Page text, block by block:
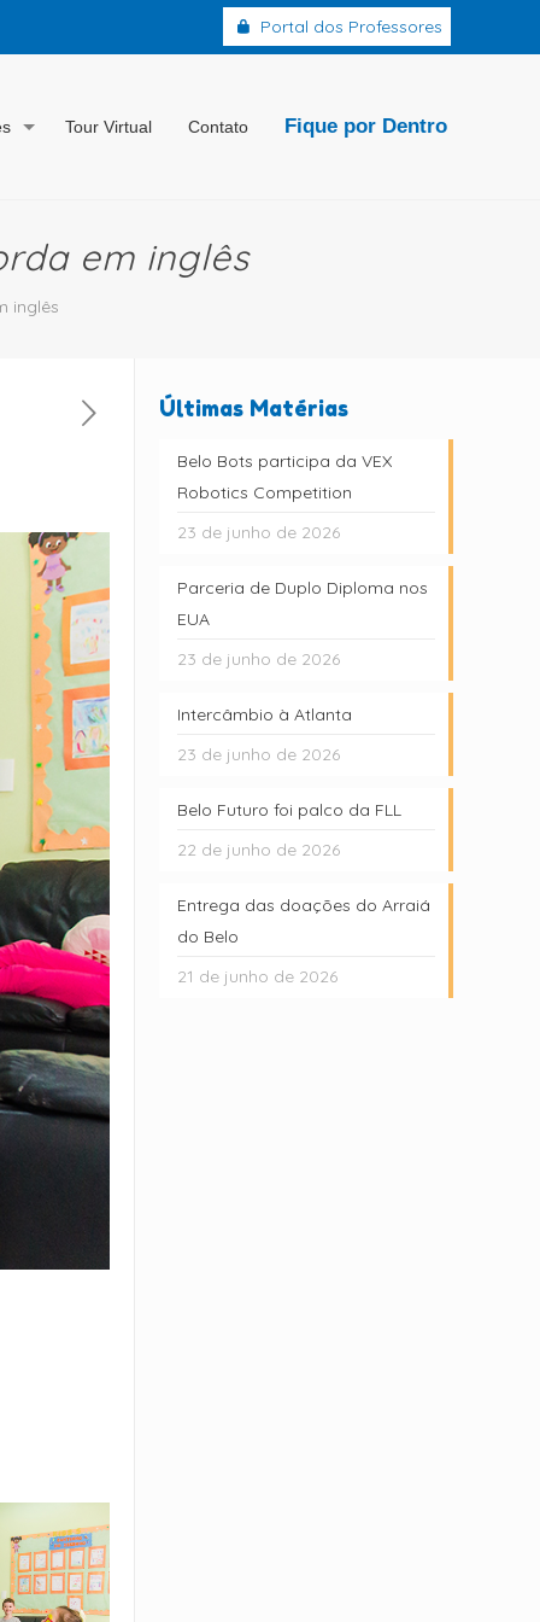
Portal dos Professores
Tour Virtual Contato Fique por Dentro
em inglês
inglês
Últimas Matérias
Belo Bots participa da VEX
Robotics Competition
23 de junho de 2026
Parceria de Duplo Diploma nos
EUA
23 de junho de 2026
Intercâmbio à Atlanta
23 de junho de 2026
Belo Futuro foi palco da FLL
22 de junho de 2026
Entrega das doações do Arraiá
do Belo
21 de junho de 2026